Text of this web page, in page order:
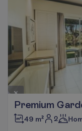
Premium
49 m² 2